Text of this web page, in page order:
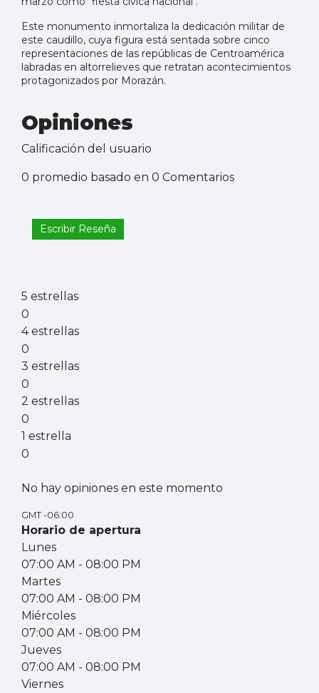
Este monumento inmortaliza la dedicación militar de
este caudillo, cuya figura está sentada sobre cinco
representaciones de las repúblicas de Centroamérica
labradas en altorrelieves que retratan acontecimientos
protagonizados por Morazán.
Opiniones
Calificación del usuario
0 promedio basado en 0 Comentarios
Escribir Reseña
5 estrellas
0
4 estrellas
0
3 estrellas
0
2 estrellas
0
1 estrella
0
No hay opiniones en este momento
GMT -06:00
Horario de apertura
Lunes
07:00 AM - 08:00 PM
Martes
07:00 AM - 08:00 PM
Miércoles
07:00 AM - 08:00 PM
Jueves
07:00 AM - 08:00 PM
Viernes